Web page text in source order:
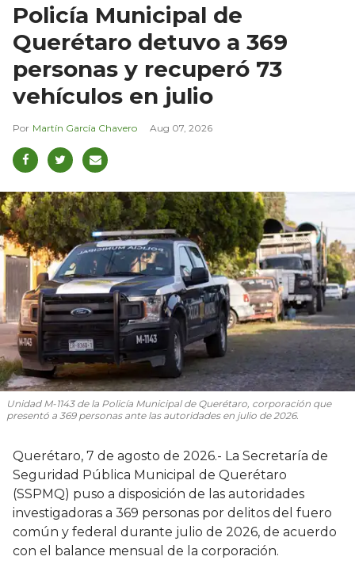
Policía Municipal de
Querétaro detuvo a 369
personas y recuperó 73
vehículos en julio
Martín García Chavero Aug 07, 2026
Unidad M-1143 de la Policía Municipal de Querétaro, corporación que
presentó a 369 personas ante las autoridades en julio de 2026.
Querétaro, 7 de agosto de 2026.- La Secretaría de
Seguridad Pública Municipal de Querétaro
(SSPMQ) puso a disposición de las autoridades
investigadoras a 369 personas por delitos del fuero
común y federal durante julio de 2026, de acuerdo
con el balance mensual de la corporación.